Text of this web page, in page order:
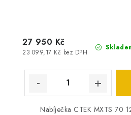
23 099,17 Kč bez DPH
27 950 Kč
Nabíječka CTEK MXTS 70